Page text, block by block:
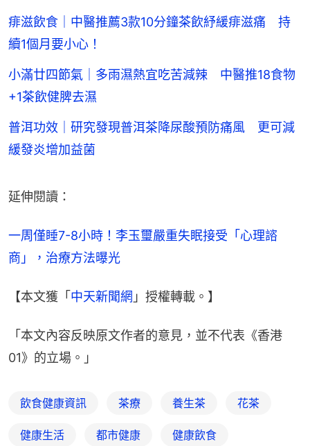
痱滋飲食｜中醫推薦3款10分鐘茶飲紓緩痱滋痛 持
續1個月要小心！
小滿廿四節氣｜多雨濕熱宜吃苦減辣 中醫推18食物
+1茶飲健脾去濕
普洱功效｜研究發現普洱茶降尿酸預防痛風 更可減
緩發炎增加益菌
延伸閱讀：
一周僅睡7-8小時！李玉璽嚴重失眠接受「心理諮
商」，治療方法曝光
【本文獲「 中天新聞網 」授權轉載。】
「本文內容反映原文作者的意見，並不代表《香港
01》的立場。」
飲食健康資訊 茶療 養生茶 花茶
健康生活 都市健康 健康飲食